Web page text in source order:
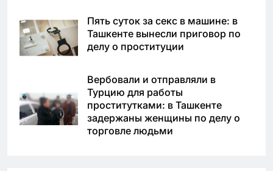
Пять суток за секс в машине: в
Ташкенте вынесли приговор по
делу о проституции
Вербовали и отправляли в
Турцию для работы
проститутками: в Ташкенте
задержаны женщины по делу о
торговле людьми